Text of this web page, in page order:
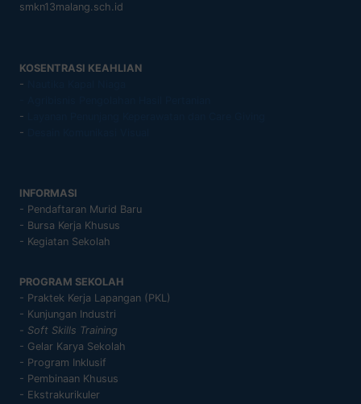
smkn13malang.sch.id
KOSENTRASI KEAHLIAN
-
-
-
INFORMASI
- Pendaftaran Murid Baru
- Bursa Kerja Khusus
- Kegiatan Sekolah
PROGRAM SEKOLAH
- Praktek Kerja Lapangan (PKL)
- Kunjungan Industri
- Soft Skills Training
- Gelar Karya Sekolah
- Program Inklusif
- Pembinaan Khusus
- Ekstrakurikuler